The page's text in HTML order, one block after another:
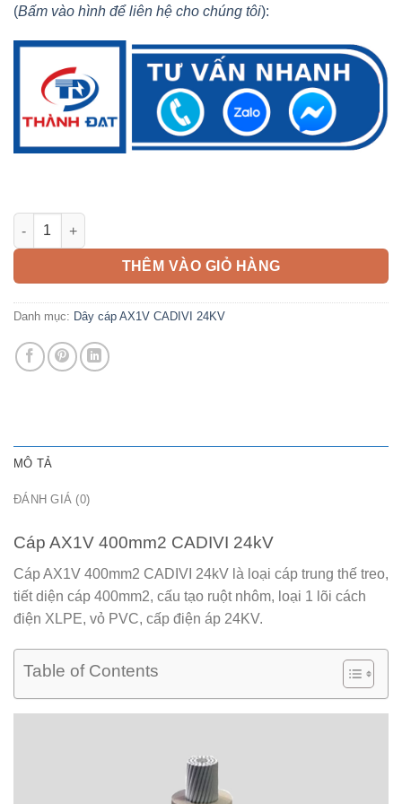
(Bấm vào hình để liên hệ cho chúng tôi):
Cáp AX1V 400mm2 CADIVI 24kV số lượng
THÊM VÀO GIỎ HÀNG
Danh mục: Dây cáp AX1V CADIVI 24KV
MÔ TẢ
ĐÁNH GIÁ (0)
Cáp AX1V 400mm2 CADIVI 24kV
Cáp AX1V 400mm2 CADIVI 24kV là loại cáp trung thế treo,
tiết diện cáp 400mm2, cấu tạo ruột nhôm, loại 1 lõi cách
điện XLPE, vỏ PVC, cấp điện áp 24KV.
Table of Contents